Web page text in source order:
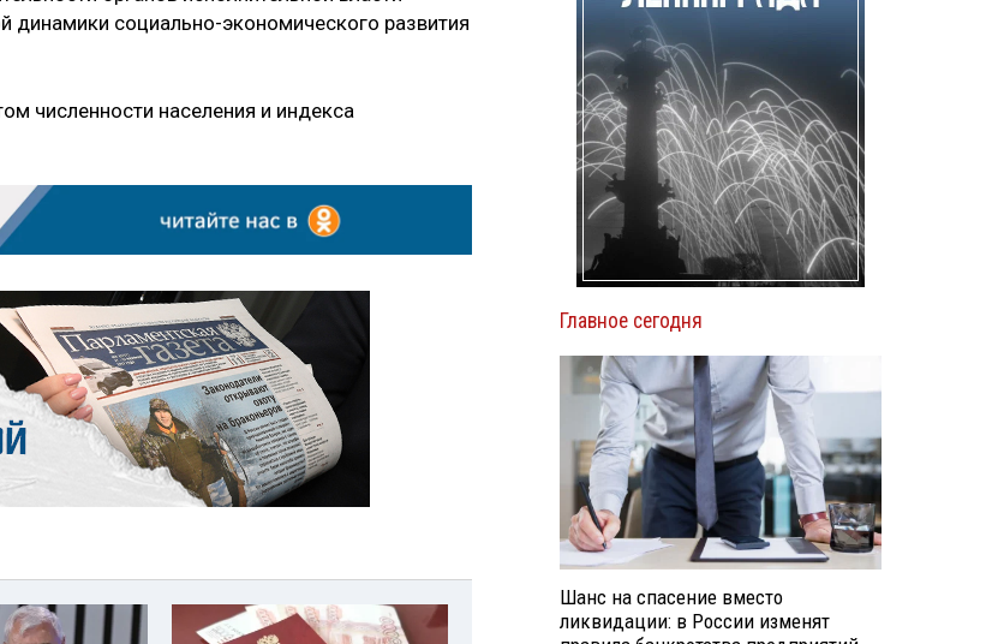
социально-экономического развития
численности населения и индекса
Главное сегодня
Шанс на спасение вместо
ликвидации: в России изменят